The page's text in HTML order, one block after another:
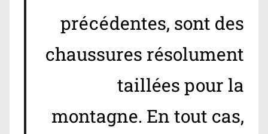
précédentes, sont des
chaussures résolument
taillées pour la
montagne. En tout cas,